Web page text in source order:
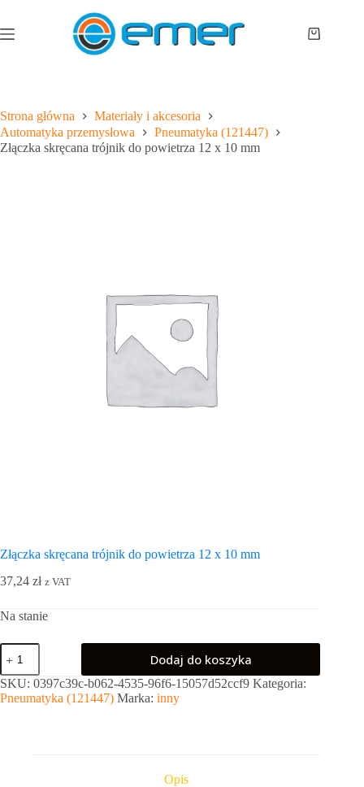
treści
Koszyk
Strona główna
Materiały i akcesoria
Automatyka przemysłowa
Pneumatyka (121447)
Złączka skręcana trójnik do powietrza 12 x 10 mm
Złączka skręcana trójnik do powietrza 12 x 10 mm
37,24 zł z VAT
Na stanie
ilość
Złączka
skręcana
trójnik
do
Dodaj do koszyka
SKU: 0397c39c-b062-4535-96f6-15057d52ccf9 Kategoria:
Pneumatyka (121447) Marka: inny
Opis